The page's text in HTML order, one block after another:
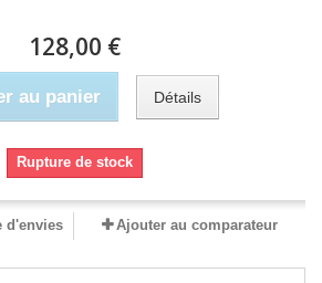
128,00 €
au panier Détails
Rupture de stock
d'envies Ajouter au comparateur